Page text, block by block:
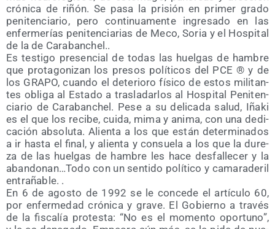
cró­ni­ca de riñón. Se pasa la pri­sión en pri­mer gra­do
peni­ten­cia­rio, pero con­ti­nua­men­te ingre­sa­do en las
enfer­me­rías peni­ten­cia­rias de Meco, Soria y el Hos­pi­tal
de la de Carabanchel..
Es tes­ti­go pre­sen­cial de todas las huel­gas de ham­bre
que pro­ta­go­ni­zan los pre­sos polí­ti­cos del PCE ® y de
los GRAPO, cuan­do el dete­rio­ro físi­co de estos mili­tan­
tes obli­ga al Esta­do a tras­la­dar­los al Hos­pi­tal Peni­ten­
cia­rio de Cara­ban­chel. Pese a su deli­ca­da salud, Iña­ki
es el que los reci­be, cui­da, mima y ani­ma, con una dedi­
ca­ción abso­lu­ta. Alien­ta a los que están deter­mi­na­dos
a ir has­ta el final, y alien­ta y con­sue­la a los que la dure­
za de las huel­gas de ham­bre les hace des­fa­lle­cer y la
abandonan…Todo con un sen­ti­do polí­ti­co y cama­ra­de­ril
entrañable. .
En 6 de agos­to de 1992 se le con­ce­de el artícu­lo 60,
por enfer­me­dad cró­ni­ca y gra­ve. El Gobierno a tra­vés
de la fis­ca­lía pro­tes­ta: “No es el momen­to opor­tuno”,